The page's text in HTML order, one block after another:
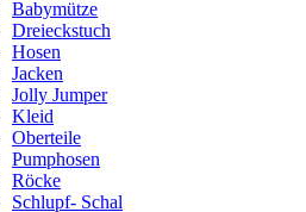
Babymütze
Dreieckstuch
Hosen
Jacken
Jolly Jumper
Kleid
Oberteile
Pumphosen
Röcke
Schlupf- Schal